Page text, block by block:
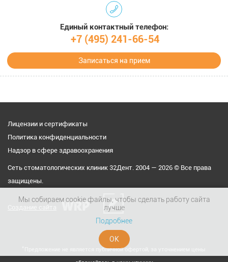
Единый контактный телефон:
+7 (495) 241-66-54
Записаться на прием
Лицензии и сертификаты
Политика конфиденциальности
Надзор в сфере здравоохранения
Сеть стоматологических клиник 32Дент. 2004 — 2026 © Все права
защищены.
⃰ Предложение не является публичной офертой, за уточнением цены
Мы собираем cookie файлы, чтобы сделать работу сайта
лучше
Подробнее
ОК